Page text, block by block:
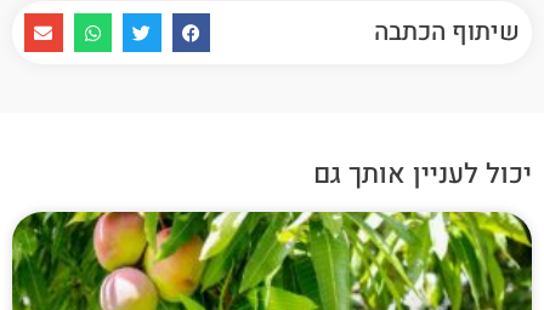
שיתוף הכתבה
יכול לעניין אותך גם